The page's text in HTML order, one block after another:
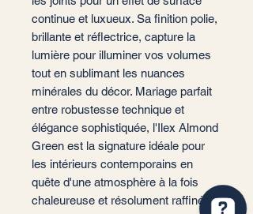
continue et luxueux. Sa finition polie,
brillante et réflectrice, capture la
lumière pour illuminer vos volumes
tout en sublimant les nuances
minérales du décor. Mariage parfait
entre robustesse technique et
élégance sophistiquée, l'Ilex Almond
Green est la signature idéale pour
les intérieurs contemporains en
quête d'une atmosphère à la fois
chaleureuse et résolument raffinée.